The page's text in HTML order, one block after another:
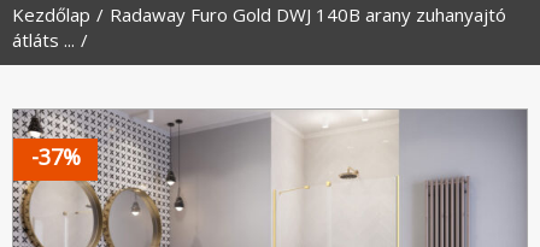
Kezdőlap
Radaway Furo Gold DWJ 140B arany zuhanyajtó
átláts ...
-37%